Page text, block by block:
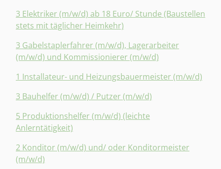
3 Elektriker (m/w/d) ab 18 Euro/ Stunde (Baustellen
stets mit täglicher Heimkehr)
3 Gabelstaplerfahrer (m/w/d), Lagerarbeiter
(m/w/d) und Kommissionierer (m/w/d)
1 Installateur- und Heizungsbauermeister (m/w/d)
3 Bauhelfer (m/w/d) / Putzer (m/w/d)
5 Produktionshelfer (m/w/d) (leichte
Anlerntätigkeit)
2 Konditor (m/w/d) und/ oder Konditormeister
(m/w/d)